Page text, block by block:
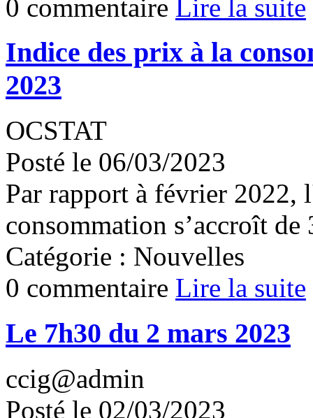
0 commentaire Lire la suite
Indice des prix à la
2023
OCSTAT
Posté le 06/03/2023
Par rapport à février 2022,
consommation s’accroît de
Catégorie : Nouvelles
0 commentaire Lire la suite
Le 7h30 du 2 mars 2023
ccig@admin
Posté le 02/03/2023